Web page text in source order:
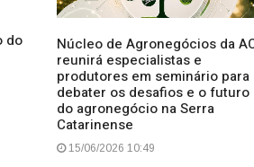
do
Núcleo de Agronegócios da
reunirá especialistas e
produtores em seminário para
debater os desafios e o futuro
do agronegócio na Serra
Catarinense
15/06/2026 10:49